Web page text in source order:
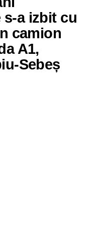
s-a izbit cu
camion
A1,
Sebeș